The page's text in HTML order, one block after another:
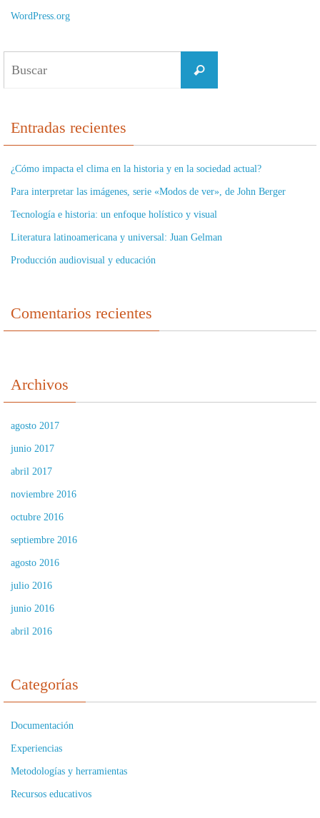
WordPress.org
Buscar
Entradas recientes
¿Cómo impacta el clima en la historia y en la sociedad actual?
Para interpretar las imágenes, serie «Modos de ver», de John Berger
Tecnología e historia: un enfoque holístico y visual
Literatura latinoamericana y universal: Juan Gelman
Producción audiovisual y educación
Comentarios recientes
Archivos
agosto 2017
junio 2017
abril 2017
noviembre 2016
octubre 2016
septiembre 2016
agosto 2016
julio 2016
junio 2016
abril 2016
Categorías
Documentación
Experiencias
Metodologías y herramientas
Recursos educativos